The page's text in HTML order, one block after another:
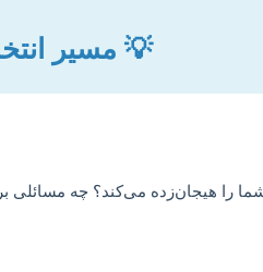
💡 مسیر
را هیجان‌زده می‌کند؟ چه مسائلی